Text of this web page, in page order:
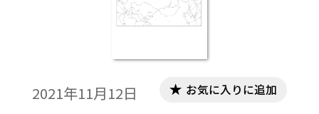
2021年11月12日 お気に入りに追加